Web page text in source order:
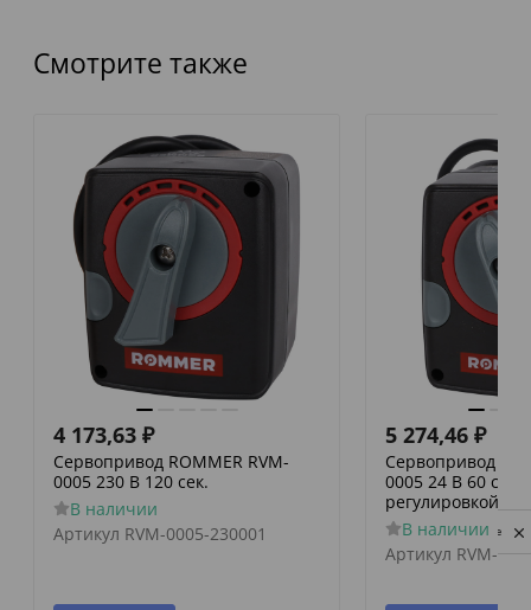
Смотрите также
4 173,63 ₽
Сервопривод ROMMER RVM-
0005 230 В 120 сек.
В наличии
Артикул RVM-0005-230001
5 274,46 ₽
Сервопривод
0005 24 В 60
регулировкой по
В наличии
Артикул RVM-
Privacy notice